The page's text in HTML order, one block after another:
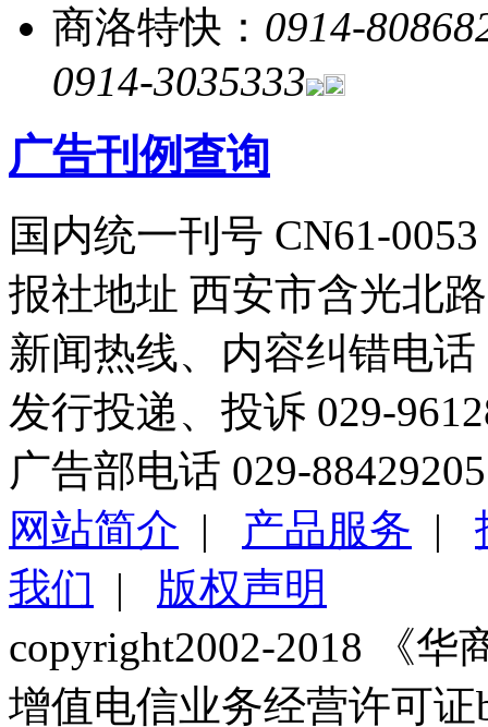
商洛特快： 0914-
0914-3035333
广告刊例查询
国内统一刊号 CN61-0053
报社地址 西安市含光北
新闻热线、内容纠错电话
发行投递、投诉 029-
广告部电话 029-88429205
网站简介 | 产品服务 |
我们 | 版权声明
copyright2002-2018 《华
增值电信业务经营许可证